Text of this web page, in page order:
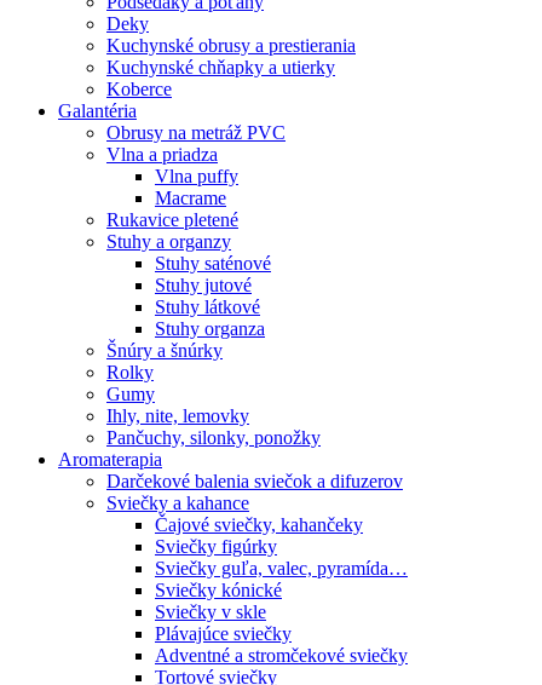
Deky
Kuchynské obrusy a prestierania
Kuchynské chňapky a utierky
Koberce
Galantéria
Obrusy na metráž PVC
Vlna a priadza
Vlna puffy
Macrame
Rukavice pletené
Stuhy a organzy
Stuhy saténové
Stuhy jutové
Stuhy látkové
Stuhy organza
Šnúry a šnúrky
Rolky
Gumy
Ihly, nite, lemovky
Pančuchy, silonky, ponožky
Aromaterapia
Darčekové balenia sviečok a difuzerov
Sviečky a kahance
Čajové sviečky, kahančeky
Sviečky figúrky
Sviečky guľa, valec, pyramída…
Sviečky kónické
Sviečky v skle
Plávajúce sviečky
Adventné a stromčekové sviečky
Tortové sviečky